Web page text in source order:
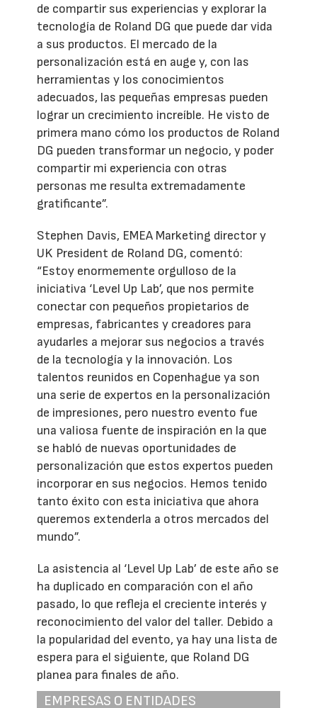
de compartir sus experiencias y explorar la
tecnología de Roland DG que puede dar vida
a sus productos. El mercado de la
personalización está en auge y, con las
herramientas y los conocimientos
adecuados, las pequeñas empresas pueden
lograr un crecimiento increíble. He visto de
primera mano cómo los productos de Roland
DG pueden transformar un negocio, y poder
compartir mi experiencia con otras
personas me resulta extremadamente
gratificante”.
Stephen Davis, EMEA Marketing director y
UK President de Roland DG, comentó:
“Estoy enormemente orgulloso de la
iniciativa ‘Level Up Lab’, que nos permite
conectar con pequeños propietarios de
empresas, fabricantes y creadores para
ayudarles a mejorar sus negocios a través
de la tecnología y la innovación. Los
talentos reunidos en Copenhague ya son
una serie de expertos en la personalización
de impresiones, pero nuestro evento fue
una valiosa fuente de inspiración en la que
se habló de nuevas oportunidades de
personalización que estos expertos pueden
incorporar en sus negocios. Hemos tenido
tanto éxito con esta iniciativa que ahora
queremos extenderla a otros mercados del
mundo”.
La asistencia al ‘Level Up Lab’ de este año se
ha duplicado en comparación con el año
pasado, lo que refleja el creciente interés y
reconocimiento del valor del taller. Debido a
la popularidad del evento, ya hay una lista de
espera para el siguiente, que Roland DG
planea para finales de año.
EMPRESAS O ENTIDADES